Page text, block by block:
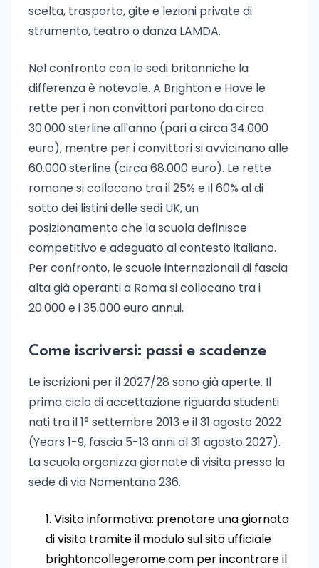
scelta, trasporto, gite e lezioni private di
strumento, teatro o danza LAMDA.
Nel confronto con le sedi britanniche la
differenza è notevole. A Brighton e Hove le
rette per i non convittori partono da circa
30.000 sterline all'anno (pari a circa 34.000
euro), mentre per i convittori si avvicinano alle
60.000 sterline (circa 68.000 euro). Le rette
romane si collocano tra il 25% e il 60% al di
sotto dei listini delle sedi UK, un
posizionamento che la scuola definisce
competitivo e adeguato al contesto italiano.
Per confronto, le scuole internazionali di fascia
alta già operanti a Roma si collocano tra i
20.000 e i 35.000 euro annui.
Come iscriversi: passi e scadenze
Le iscrizioni per il 2027/28 sono già aperte. Il
primo ciclo di accettazione riguarda studenti
nati tra il 1° settembre 2013 e il 31 agosto 2022
(Years 1-9, fascia 5-13 anni al 31 agosto 2027).
La scuola organizza giornate di visita presso la
sede di via Nomentana 236.
Visita informativa: prenotare una giornata
di visita tramite il modulo sul sito ufficiale
brightoncollegerome.com per incontrare il